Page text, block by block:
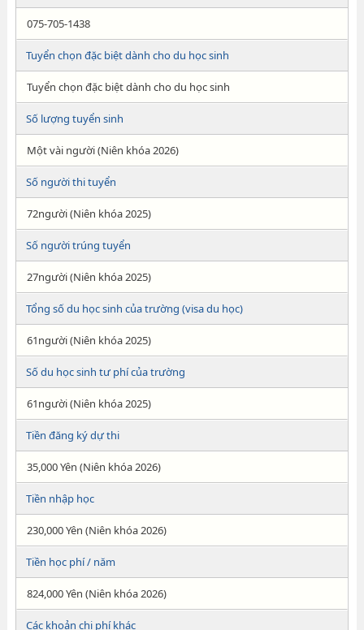
075-705-1438
Tuyển chọn đặc biệt dành cho du học sinh
Tuyển chọn đặc biệt dành cho du học sinh
Số lượng tuyển sinh
Một vài người (Niên khóa 2026)
Số người thi tuyển
72người (Niên khóa 2025)
Số người trúng tuyển
27người (Niên khóa 2025)
Tổng số du học sinh của trường (visa du học)
61người (Niên khóa 2025)
Số du học sinh tư phí của trường
61người (Niên khóa 2025)
Tiền đăng ký dự thi
35,000 Yên (Niên khóa 2026)
Tiền nhập học
230,000 Yên (Niên khóa 2026)
Tiền học phí / năm
824,000 Yên (Niên khóa 2026)
Các khoản chi phí khác